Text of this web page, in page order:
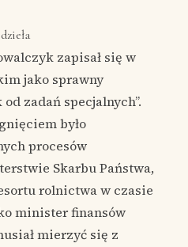
zapisał się w
jako sprawny
zadań specjalnych”.
było
procesów
Skarbu Państwa,
rolnictwa w czasie
minister finansów
mierzyć się z